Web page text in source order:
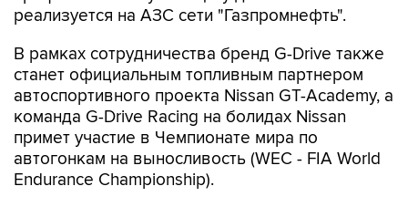
реализуется на АЗС сети "Газпромнефть".
В рамках сотрудничества бренд G-Drive также
станет официальным топливным партнером
автоспортивного проекта Nissan GT-Academy, а
команда G-Drive Racing на болидах Nissan
примет участие в Чемпионате мира по
автогонкам на выносливость (WEC - FIA World
Endurance Championship).